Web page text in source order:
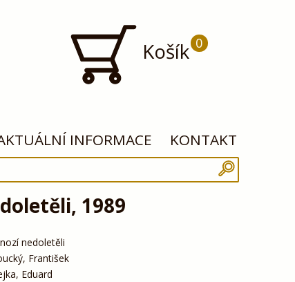
Košík 0
INFORMACE KONTAKT
1989
nedoletěli
František
Eduard